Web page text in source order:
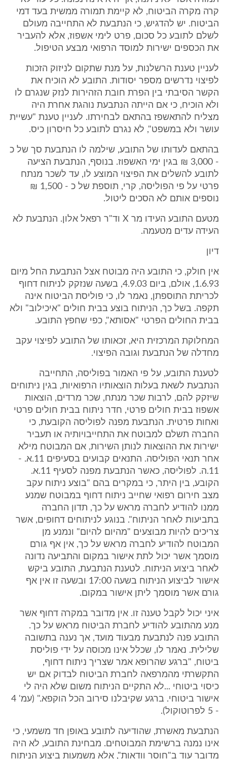
קרה מקרה הביטוח, לא קיימת תמורה ממשית בעד דמי
הביטוח. יש להדגיש, כי הנתבעת לא התחייבה מעולם
לשלם לתובע כל סכום, פרט לימי אשפוז, אלא להעביר
את הכספים ישירות למוסד הרפואי מבצע הטיפול.
לעניין טענת הרשלנות, על מנת שתקום לניזוק הזכות
לפיצוי נדרשים מספר יסודות. התובע לא הוכיח את
הקשר הסיבתי בין הפרת חובת הזהירות לנזק שנגרם לו
ולא הוכיח, כי אם הייתה הנתבעת נוהגת אחרת היה
מצליח להתאשפז בהתאם לבחירתו. לעניין טענת "עשיית
עושר ולא במשפט", לא נגרם לתובע כל חיסרון כיס.
בהתאם לעדותו של התובע, שילמה לו הנתבעת סך של כ
- 3,000 ₪ בגין ימי האשפוז. בנוסף, הנתבעת הציעה
לתובע להשלים את הפיצוי המוצע לו, עד לשכר מנתח
פרטי על פי הפוליסה, קרי, תוספת של כ - 1,500 ₪
נוספים אותם לא הסכים ליטול.
מטעם התובע העידו מר X וד"ר רפאל אלון. הנתבעת לא
העידה עדים מטעמה.
דיון
אין חולק, כי התובע היה מבוטח אצל הנתבעת החל מיום
1.6.93, אולם, ביום 4.9.03, בשעה שנזקק לניתוח דחוף
לכריתת התוספתן, נאמר לו, כי פוליסת הביטוח אינה
תקפה. בשל כך, הניתוח בוצע בבית חולים "איכילוב" ולא
בבית החולים הפרטי "אסותא", כפי שחפץ התובע.
המחלוקת המרכזית היא, זכאותו של התובע לפיצוי עקב
מחדלה של הנתבעת וגובה הפיצוי.
לטענת התובע, על פי האמור בפוליסה, התחייבה
הנתבעת לשאת בעלות הוצאותיו הרפואיות, בגין ניתוחים
שיזקק להם, לרבות שכר מנתח, שכר מרדים, הוצאות
אשפוז בבית חולים פרטי, חדר ניתוח בבית חולים פרטי
ואחות פרטית. הנתבעת מפנה לפוליסה הקובעת, כי
החברה תשלם למבוטח את התחייבויותיה או תעביר
ישירות את ההוצאות לנותן השירות, אם המבוטח מילא
אחר תנאי הפוליסה. התנאים קבועים בסעיפים 11.א. -
11.ה. לפוליסה, כאשר הנתבעת מפנה לסעיף 11.א.
הקובע, בין היתר, כי במקרים בהם "בוצע ניתוח עקב
מצב חירום רפואי שחייב ניתוח דחוף במבוטח שמנע
ממנו להודיע לחברה מראש על כך, תדון החברה
בתביעות לאחר הניתוח". בנוגע לניתוחים דחופים, אשר
צריכים להיות מבוצעים "מהיום להיום" ונמנע מן
המבוטח להודיע לחברה מראש על כך, אין אף גורם
מוסמך אשר יכול לתת אישור במקום והתביעה נדונה
לאחר ביצוע הניתוח. לטענת הנתבעת, התובע ביקש
אישור לביצוע הניתוח בשעה 17:00 ובשעה זו אין אף
גורם אשר מוסמך ליתן אישור במקום.
איני יכול לקבל טענה זו. אין מדובר במקרה דחוף אשר
מנע מהתובע להודיע לחברת הביטוח מראש על כך.
התובע פנה לנתבעת מבעוד מועד, אך נענה בתשובה
שלילית. נאמר לו, שכלל אינו מכוסה על ידי פוליסת
ביטוח, "ברגע שהרופא אמר שצריך ניתוח דחוף,
התקשרתי מהמרפאה לחברת הביטוח לבדוק אם יש
כיסוי ביטוחי ...לא התקיים הניתוח משום שלא היה לי
אישור ביטוחי. ברגע שקיבלנו סירוב הכל הוקפא." (עמ' 4
- 5 לפרוטוקול).
הנתבעת מאשרת, שהודיעה לתובע באופן חד משמעי, כי
אינו נמנה ברשימת המבוטחים. מבחינת התובע, לא היה
מדובר עוד ב"חוסר וודאות", אלא משמעות ביצוע הניתוח